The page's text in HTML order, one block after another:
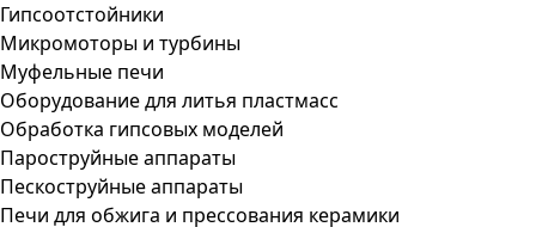
Гипсоотстойники
Микромоторы и турбины
Муфельные печи
Оборудование для литья пластмасс
Обработка гипсовых моделей
Пароструйные аппараты
Пескоструйные аппараты
Печи для обжига и прессования керамики